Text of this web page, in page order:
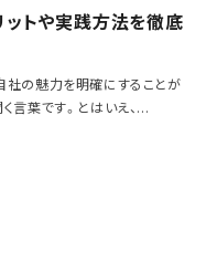
ットや実践方法を徹底
社の魅力を明確にすることが
言葉です。とはいえ、…